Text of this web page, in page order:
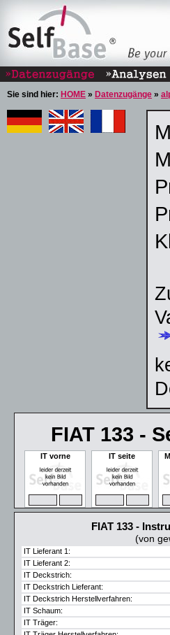
Sie sind hier: HOME » Datenzugänge »
FIAT 133 -
IT vorne IT seite
FIAT 133 -
(von
IT Lieferant 1:
IT Lieferant 2:
IT Deckstrich:
IT Deckstrich Lieferant:
IT Deckstrich Herstellverfahren:
IT Schaum:
IT Träger: